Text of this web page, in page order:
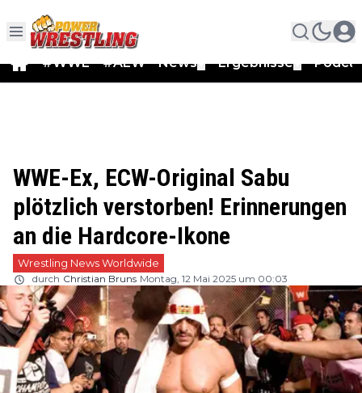
#WWE #AEW News Ergebnisse
WWE-Ex, ECW-Original Sabu
plötzlich verstorben! Erinnerungen
an die Hardcore-Ikone
Wrestling News Worldwide
durch Christian Bruns Montag, 12 Mai 2025 um 00:03